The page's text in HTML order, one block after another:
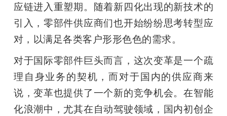
爱
搞
应链进入重塑期。随着新四化出现的新技术的
引入，零部件供应商们也开始纷纷思考转型应
对，以满足各类客户形形色色的需求。
对于国际零部件巨头而言，这次变革是一个疏
理自身业务的契机，而对于国内的供应商来
说，变革也提供了一个新的竞争机会。在智能
化浪潮中，尤其在自动驾驶领域，国内初创企